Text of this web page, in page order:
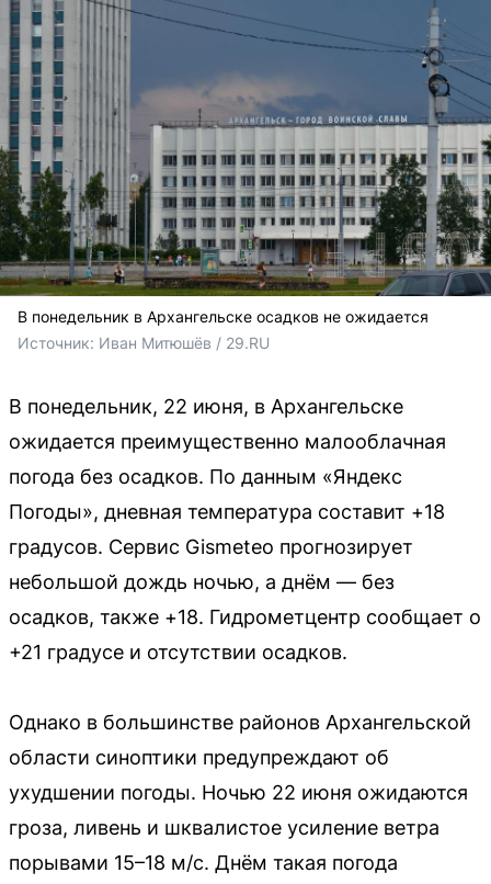
В понедельник в Архангельске осадков не ожидается
Источник: Иван Митюшёв / 29.RU
В понедельник, 22 июня, в Архангельске
ожидается преимущественно малооблачная
погода без осадков. По данным «Яндекс
Погоды», дневная температура составит +18
градусов. Сервис Gismeteo прогнозирует
небольшой дождь ночью, а днём — без
осадков, также +18. Гидрометцентр сообщает о
+21 градусе и отсутствии осадков.
Однако в большинстве районов Архангельской
области синоптики предупреждают об
ухудшении погоды. Ночью 22 июня ожидаются
гроза, ливень и шквалистое усиление ветра
порывами 15–18 м/с. Днём такая погода